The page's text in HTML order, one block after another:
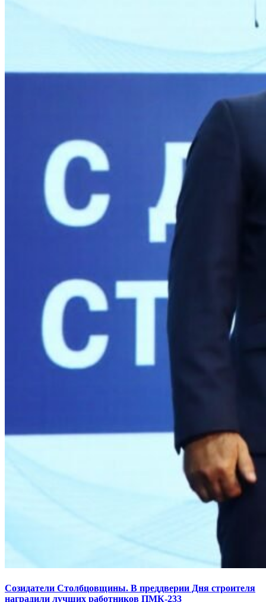
Созидатели Столбцовщины. В преддверии Дня строителя
наградили лучших работников ПМК-233